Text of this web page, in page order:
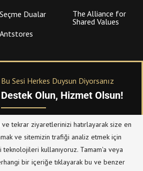
Seçme Dualar
The Alliance for
Shared Values
Antstores
Bu Sesi Herkes Duysun Diyorsanız
Destek Olun, Hizmet Olsun!
PATREONüzerinden sitemize bağışta
bulanabilirsiniz.
tekrar ziyaretlerinizi hatırlayarak size en
ve sitemizin trafiği analiz etmek için
kullanıyoruz. Tamam'a veya
bir içeriğe tıklayarak bu ve benzer